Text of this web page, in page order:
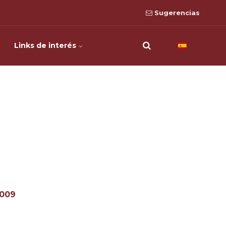
Sugerencias
Links de interés